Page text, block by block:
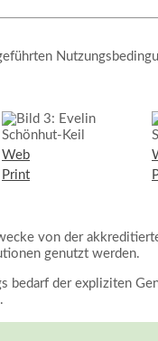
Web
Print
von der
genutzt werden.
bedarf der expliziten